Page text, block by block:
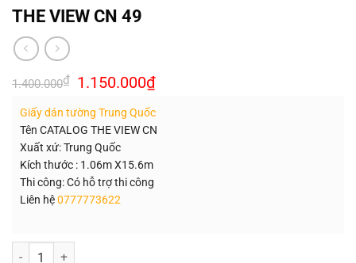
THE VIEW CN 49
1.400.000₫ Giá
gốc
1.400.000₫.
1.150.000₫Giá
hiện
là:
1.150.000₫.
Giấy dán tường Trung Quốc
Tên CATALOG THE VIEW CN
Xuất xứ: Trung Quốc
Kích thước : 1.06m X15.6m
Thi công: Có hỗ trợ thi công
Liên hệ0777773622
Số lượng